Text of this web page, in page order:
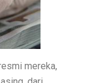
mereka,